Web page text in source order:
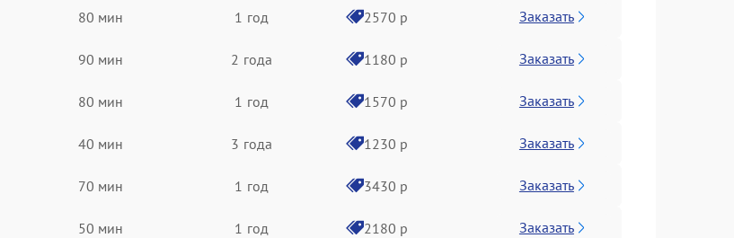
80 мин 1 год 2570 р Заказать
90 мин 2 года 1180 р Заказать
80 мин 1 год 1570 р Заказать
40 мин 3 года 1230 р Заказать
70 мин 1 год 3430 р Заказать
50 мин 1 год 2180 р Заказать